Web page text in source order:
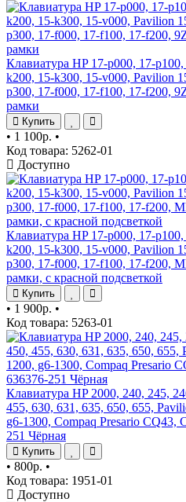
Клавиатура HP 17-p000, 17-
k200, 15-k300, 15-v000, Pavilion
p300, 17-f000, 17-f100, 17-f200,
рамки
Купить
• 1 100р. •
Код товара: 5262-01
Доступно
Клавиатура HP 17-p000, 17-
k200, 15-k300, 15-v000, Pavilion
p300, 17-f000, 17-f100, 17-f200,
рамки, с красной подсветкой
Купить
• 1 900р. •
Код товара: 5263-01
Клавиатура HP 2000, 240, 245,
455, 630, 631, 635, 650, 655,
g6-1300, Compaq Presario CQ43,
251 Чёрная
Купить
• 800р. •
Код товара: 1951-01
Доступно